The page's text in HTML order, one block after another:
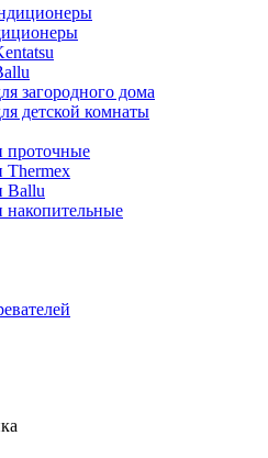
загородного дома
детской комнаты
проточные
Thermex
Ballu
накопительные